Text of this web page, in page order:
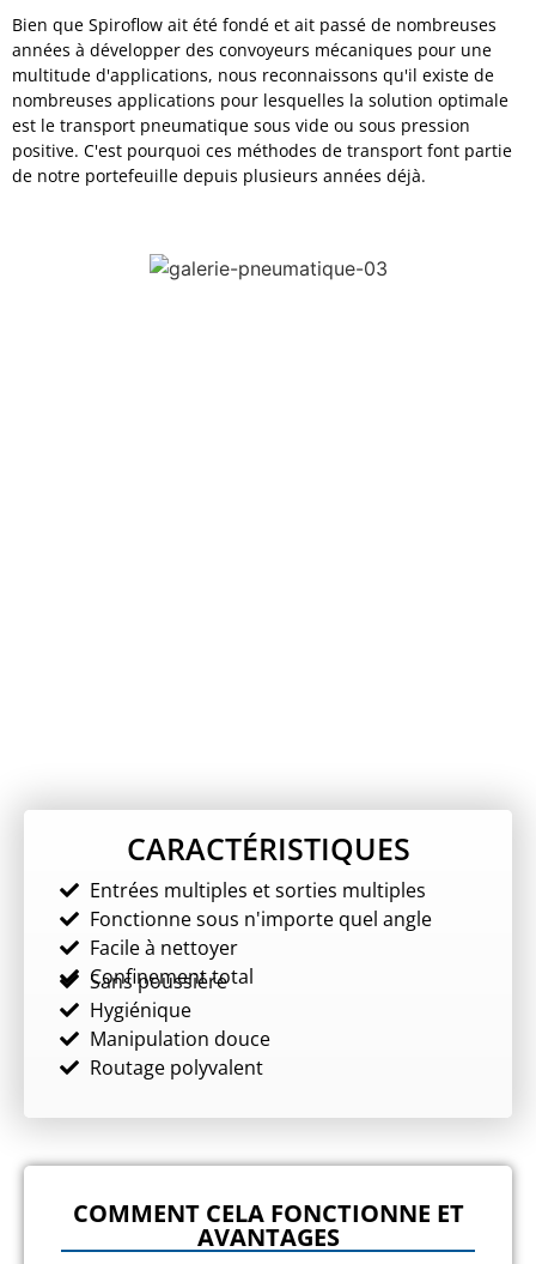
Bien que Spiroflow ait été fondé et ait passé de nombreuses
années à développer des convoyeurs mécaniques pour une
multitude d'applications, nous reconnaissons qu'il existe de
nombreuses applications pour lesquelles la solution optimale
est le transport pneumatique sous vide ou sous pression
positive. C'est pourquoi ces méthodes de transport font partie
de notre portefeuille depuis plusieurs années déjà.
CARACTÉRISTIQUES
Entrées multiples et sorties multiples
Fonctionne sous n'importe quel angle
Facile à nettoyer
Confinement total
Sans poussière
Hygiénique
Manipulation douce
Routage polyvalent
COMMENT CELA FONCTIONNE ET
AVANTAGES